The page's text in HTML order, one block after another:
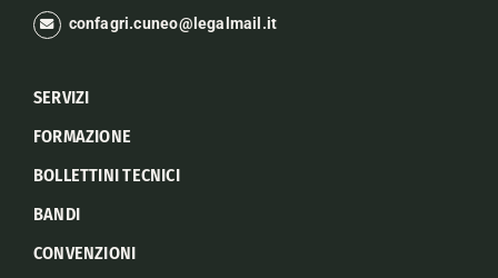
confagri.cuneo@legalmail.it
SERVIZI
FORMAZIONE
BOLLETTINI TECNICI
BANDI
CONVENZIONI